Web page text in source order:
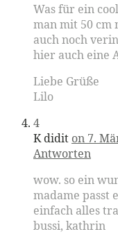
Was für ein
man mit 50 cm
auch noch
hier auch eine
Liebe Grüße
Lilo
4
K didit on 7.
Antworten
wow. so ein
madame passt
einfach alles
bussi, kathrin